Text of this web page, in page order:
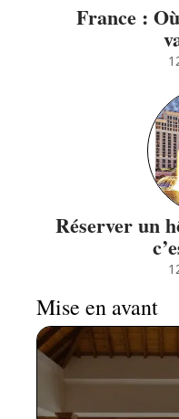
France :
Réserver un
Mise en avant